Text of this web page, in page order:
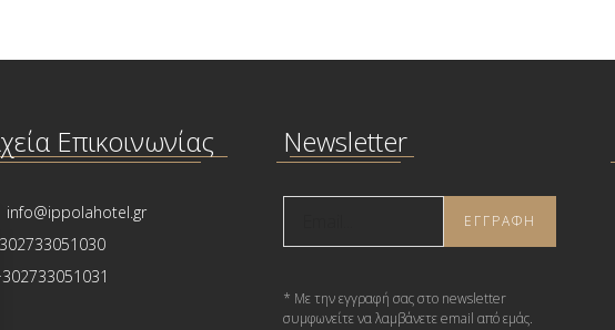
Επικοινωνίας
info@ippolahotel.gr
Newsletter
* Με την εγγραφή σας στο newsletter
συμφωνείτε να λαμβάνετε email από εμάς.